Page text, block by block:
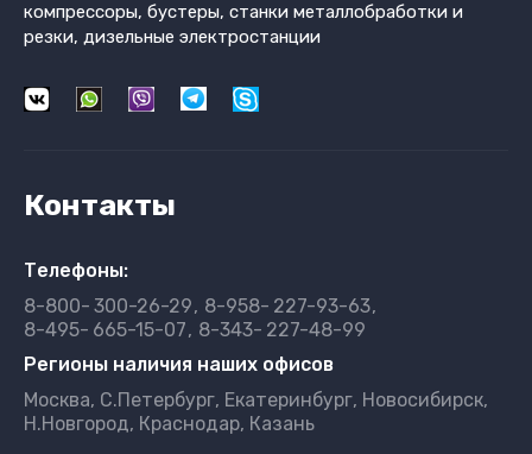
компрессоры, бустеры, станки металлобработки и
резки, дизельные электростанции
Контакты
Телефоны:
8-800- 300-26-29 8-958- 227-93-63
8-495- 665-15-07 8-343- 227-48-99
Регионы наличия наших офисов
Москва, С.Петербург, Екатеринбург, Новосибирск,
Н.Новгород, Краснодар, Казань